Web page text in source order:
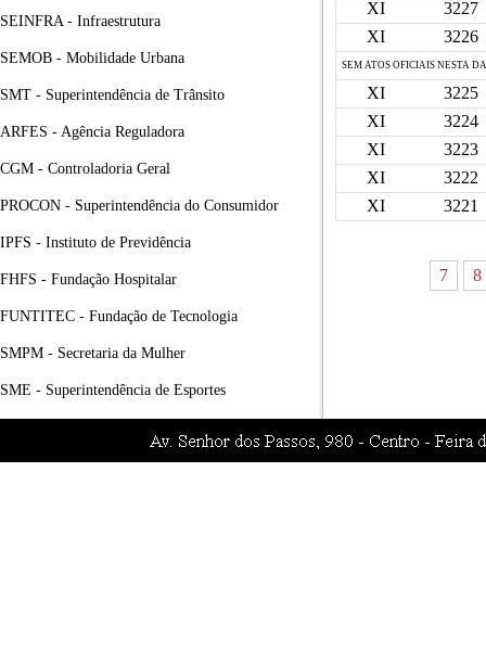
SEINFRA - Infraestrutura
SEMOB - Mobilidade Urbana
SMT - Superintendência de Trânsito
ARFES - Agência Reguladora
CGM - Controladoria Geral
PROCON - Superintendência do Consumidor
IPFS - Instituto de Previdência
FHFS - Fundação Hospitalar
FUNTITEC - Fundação de Tecnologia
SMPM - Secretaria da Mulher
SME - Superintendência de Esportes
XI
3227
XI
3226
SEM ATOS OFICIAIS NESTA
XI
3225
XI
3224
XI
3223
XI
3222
XI
3221
7 8